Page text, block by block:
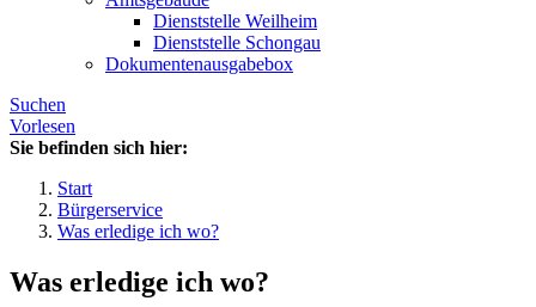
Dienststelle Weilheim
Dienststelle Schongau
Dokumentenausgabebox
Suchen
Vorlesen
Sie befinden sich hier:
Start
Bürgerservice
Was erledige ich wo?
Was erledige ich wo?